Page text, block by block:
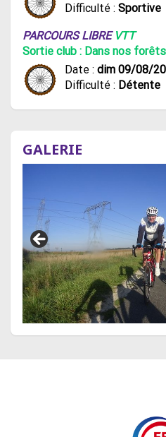
Difficulté : Sportive
PARCOURS LIBRE VTT
Sortie club : Dans nos forêts
Date : dim 09/08/
Difficulté : Détente
GALERIE